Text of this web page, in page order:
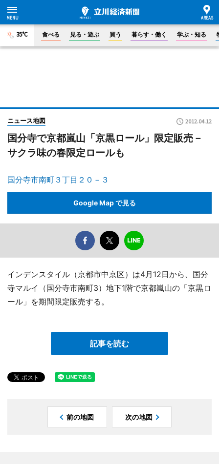
35°C 食べる 見る・遊ぶ 買う 暮らす・働く 学ぶ・知る
ニュース地図 2012.04.12
国分寺で京都嵐山「京黒ロール」限定販売－
サクラ味の春限定ロールも
国分寺市南町３丁目２０－３
Google Map で見る
インデンスタイル（京都市中京区）は4月12日から、国分
寺マルイ（国分寺市南町3）地下1階で京都嵐山の「京黒ロ
ール」を期間限定販売する。
記事を読む
前の地図 次の地図